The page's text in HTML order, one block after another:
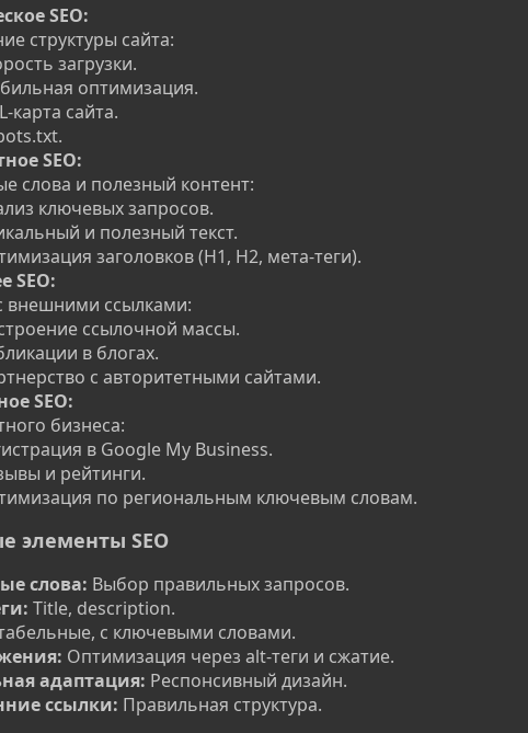
SEO:
структуры сайта:
загрузки.
оптимизация.
карта сайта.
SEO:
слова и полезный контент:
ключевых запросов.
и полезный текст.
заголовков (H1, H2, мета-теги).
SEO:
внешними ссылками:
ссылочной массы.
в блогах.
с авторитетными сайтами.
SEO:
бизнеса:
в Google My Business.
и рейтинги.
по региональным ключевым словам.
элементы SEO
слова: Выбор правильных запросов.
Title, description.
с ключевыми словами.
Оптимизация через alt-теги и сжатие.
адаптация: Респонсивный дизайн.
ссылки: Правильная структура.